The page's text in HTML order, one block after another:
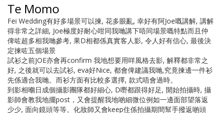
Te Momo
Fei Wedding有好多場景可以揀, 花多眼亂, 幸好有阿Joe嘅講解, 講解
得非常之詳細, Joe極度好耐心咁同我哋講下唔同場景嘅特點而且仲
俾咗超多相我哋參考, 果D相都係真實客人影, 令人好有信心, 最後決
定揀咗五個場景
試衫之前JOE亦會再confirm 我地想要用咩風格去影, 解釋都非常之
好, 之後就可以去試衫, eva好Nice, 都會俾建議我哋,究竟揀邊一件衫
先係適合我哋。而衫方面有比較多選擇, 款式唔會過時。
到影相嗰日成個攝影團隊都好細心, D嘢都跟得好足, 開始拍攝時, 攝
影師會教我地擺post，又會提醒我地啲細微位例如一邊面部望落返
少少, 面向鏡頭等等。化妝師又會keep住係拍攝期間幫手撥返啲頭